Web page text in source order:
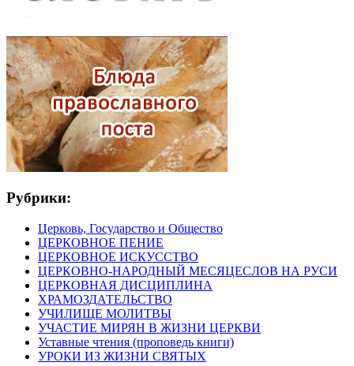
Рубрики:
Церковь, Государство и Общество
ЦЕРКОВНОЕ ПЕНИЕ
ЦЕРКОВНОЕ ИСКУССТВО
ЦЕРКОВНО-НАРОДНЫЙ МЕСЯЦЕСЛОВ НА РУСИ
ЦЕРКОВНАЯ ДИСЦИПЛИНА
ХРАМОЗДАТЕЛЬСТВО
УЧИЛИЩЕ МОЛИТВЫ
УЧАСТИЕ МИРЯН В ЖИЗНИ ЦЕРКВИ
Уставные чтения (проповедь книги)
УРОКИ ИЗ ЖИЗНИ СВЯТЫХ